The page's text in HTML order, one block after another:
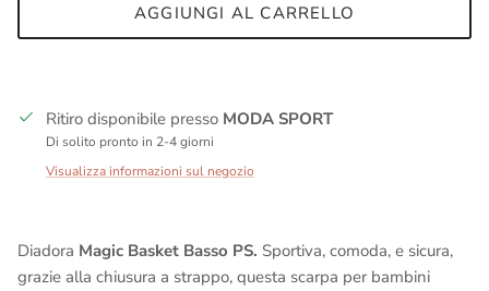
AGGIUNGI AL CARRELLO
Ritiro disponibile presso MODA SPORT
Di solito pronto in 2-4 giorni
Visualizza informazioni sul negozio
Diadora Magic Basket Basso PS. Sportiva, comoda, e sicura,
grazie alla chiusura a strappo, questa scarpa per bambini